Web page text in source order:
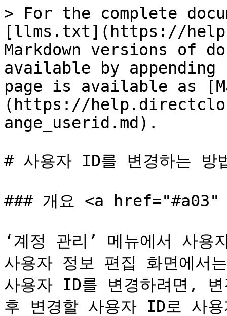
> For the complete
[llms.txt](https://
Markdown versions of
available by
page is available as
(https://
ange_userid.md).
# 사용자 ID를 변경하는 방
### 개요 <a
‘계정 관리’ 메뉴에서 사
사용자 정보 편집 화면에서
사용자 ID를 변경하려면,
후 변경할 사용자 ID로 사